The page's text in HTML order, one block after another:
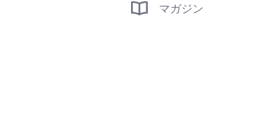
マガジン